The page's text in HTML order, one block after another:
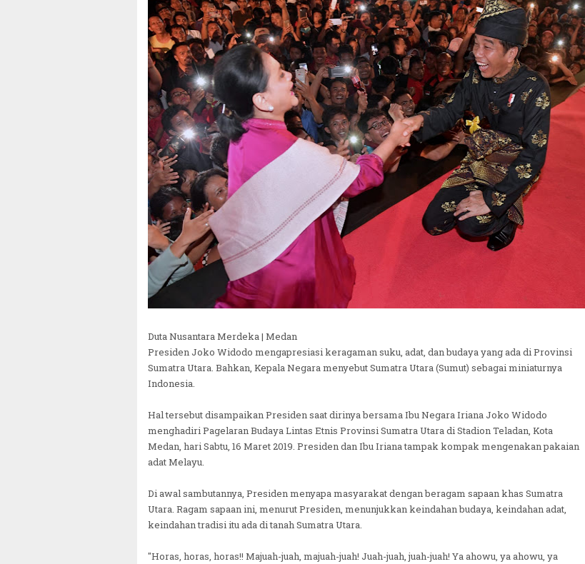
Duta Nusantara Merdeka | Medan
Presiden Joko Widodo mengapresiasi keragaman suku, adat, dan budaya yang ada di Provinsi
Sumatra Utara. Bahkan, Kepala Negara menyebut Sumatra Utara (Sumut) sebagai miniaturnya
Indonesia.
Hal tersebut disampaikan Presiden saat dirinya bersama Ibu Negara Iriana Joko Widodo
menghadiri Pagelaran Budaya Lintas Etnis Provinsi Sumatra Utara di Stadion Teladan, Kota
Medan, hari Sabtu, 16 Maret 2019. Presiden dan Ibu Iriana tampak kompak mengenakan pakaian
adat Melayu.
Di awal sambutannya, Presiden menyapa masyarakat dengan beragam sapaan khas Sumatra
Utara. Ragam sapaan ini, menurut Presiden, menunjukkan keindahan budaya, keindahan adat,
keindahan tradisi itu ada di tanah Sumatra Utara.
"Horas, horas, horas!! Majuah-juah, majuah-juah! Juah-juah, juah-juah! Ya ahowu, ya ahowu, ya